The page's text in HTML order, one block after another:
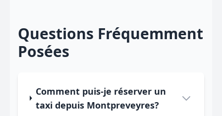
Questions Fréquemment
Posées
Comment puis-je réserver un
taxi depuis Montpreveyres?